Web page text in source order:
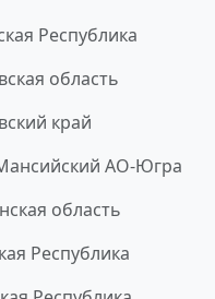
Республика
область
край
АО-Югра
область
Республика